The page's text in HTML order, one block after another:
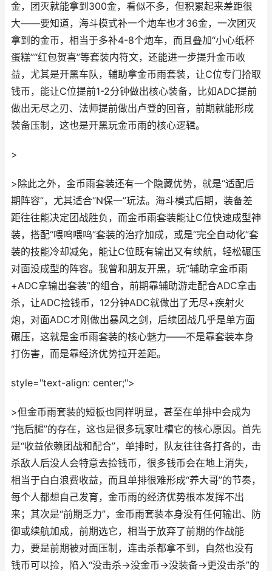
金，团灭就能拿到300金，看似不多，但积累起来差距很
大——要知道，海斗模式补一个炮车也才36金，一次团灭
拿到的金币，相当于多补4-8个炮车，而且叠加“小心纸杯
蛋糕”“红包贺喜”等套装内符文，还能进一步提升金币收
益，尤其是开黑车队，辅助拿金币雨套装，让C位专门拾取
钱币，能让C位提前1-2分钟做出核心装备，比如ADC提前
做出无尽之刃、法师提前做出卢登的回音，前期就能形成
装备压制，这也是开黑玩金币雨的核心逻辑。
>
>除此之外，金币雨套装还有一个隐藏优势，就是“适配后
期阵容”，尤其适合“N保一”玩法。海斗模式后期，装备差
距往往能决定团战胜负，而金币雨套装能让C位快速成型神
装，搭配“喂呜喂呜”套装的治疗加成，或是“完全自动化”套
装的技能冷却减免，能让C位既有输出又有续航，轻松碾压
对面没成型的阵容。我曾和朋友开黑，玩“辅助拿金币雨
+ADC拿输出套装”的组合，前期靠辅助游走配合ADC拿击
杀，让ADC捡钱币，12分钟ADC就做出了无尽+疾射火
炮，对面ADC才刚做出暴风之剑，后续团战几乎是单方面
碾压，这就是金币雨套装的核心魅力——不是靠套装本身
打伤害，而是靠经济优势拉开差距。
style="text-align: center;">
>但金币雨套装的短板也同样明显，甚至在单排中会成为
“拖后腿”的存在，这也是很多玩家吐槽它的核心原因。首先
是“收益依赖团战和配合”，单排时，队友往往各打各的，击
杀敌人后没人会特意去捡钱币，很多钱币会在地上消失，
相当于白白浪费收益，而且单排很难形成“养大哥”的节奏，
每个人都想自己发育，金币雨的经济优势根本发挥不出
来；其次是“前期乏力”，金币雨套装本身没有任何输出、防
御或续航加成，前期选它，相当于放弃了前期的作战能
力，要是前期被对面压制，连击杀都拿不到，自然也没有
钱币可以捡，陷入“没击杀→没金币→没装备→更没击杀”的